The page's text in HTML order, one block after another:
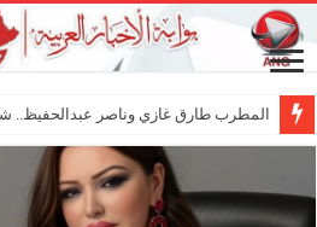
المطرب طارق غازي وناصر عبدالحفيظ..